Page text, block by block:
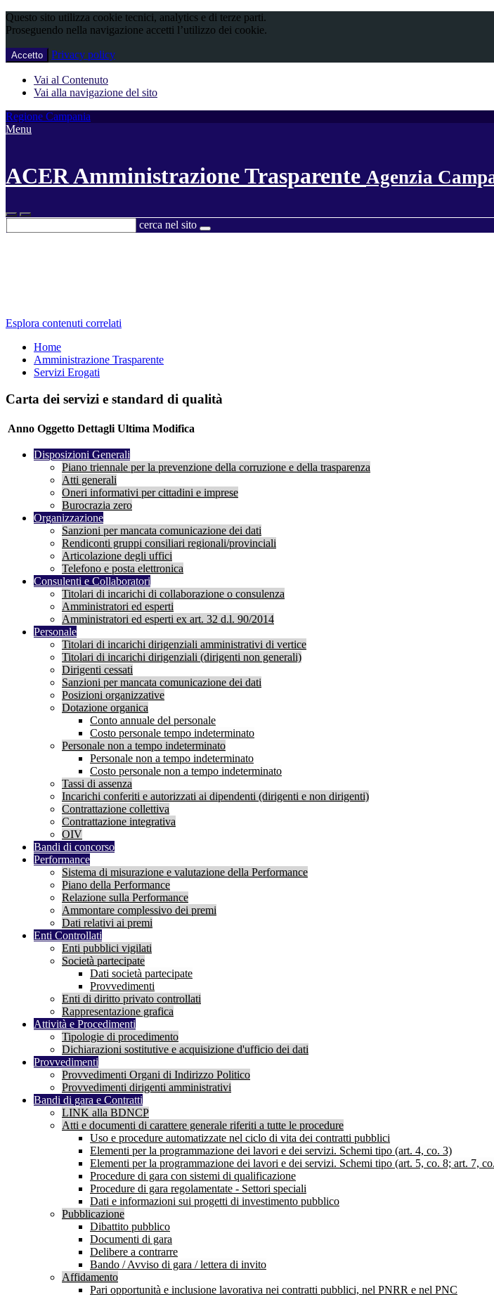
Questo sito utilizza cookie tecnici, analytics e di terze parti.
Proseguendo nella navigazione accetti l’utilizzo dei cookie.
Accetto Privacy policy
Vai al Contenuto
Vai alla navigazione del sito
Regione Campania
Menu
ACER Amministrazione Trasparente Agenzia
cerca nel sito
Esplora contenuti correlati
Home
Amministrazione Trasparente
Servizi Erogati
Carta dei servizi e standard di qualità
Anno Oggetto Dettagli Ultima Modifica
Disposizioni Generali
Piano triennale per la prevenzione della corruzione e della trasparenza
Atti generali
Oneri informativi per cittadini e imprese
Burocrazia zero
Organizzazione
Sanzioni per mancata comunicazione dei dati
Rendiconti gruppi consiliari regionali/provinciali
Articolazione degli uffici
Telefono e posta elettronica
Consulenti e Collaboratori
Titolari di incarichi di collaborazione o consulenza
Amministratori ed esperti
Amministratori ed esperti ex art. 32 d.l. 90/2014
Personale
Titolari di incarichi dirigenziali amministrativi di vertice
Titolari di incarichi dirigenziali (dirigenti non generali)
Dirigenti cessati
Sanzioni per mancata comunicazione dei dati
Posizioni organizzative
Dotazione organica
Conto annuale del personale
Costo personale tempo indeterminato
Personale non a tempo indeterminato
Personale non a tempo indeterminato
Costo personale non a tempo indeterminato
Tassi di assenza
Incarichi conferiti e autorizzati ai dipendenti (dirigenti e non dirigenti)
Contrattazione collettiva
Contrattazione integrativa
OIV
Bandi di concorso
Performance
Sistema di misurazione e valutazione della Performance
Piano della Performance
Relazione sulla Performance
Ammontare complessivo dei premi
Dati relativi ai premi
Enti Controllati
Enti pubblici vigilati
Società partecipate
Dati società partecipate
Provvedimenti
Enti di diritto privato controllati
Rappresentazione grafica
Attività e Procedimenti
Tipologie di procedimento
Dichiarazioni sostitutive e acquisizione d'ufficio dei dati
Provvedimenti
Provvedimenti Organi di Indirizzo Politico
Provvedimenti dirigenti amministrativi
Bandi di gara e Contratti
LINK alla BDNCP
Atti e documenti di carattere generale riferiti a tutte le procedure
Uso e procedure automatizzate nel ciclo di vita dei contratti pubblici
Elementi per la programmazione dei lavori e dei servizi. Schemi tipo (art. 4, co. 3)
Elementi per la programmazione dei lavori e dei servizi. Schemi tipo (art. 5, co. 8; art. 7,
Procedure di gara con sistemi di qualificazione
Procedure di gara regolamentate - Settori speciali
Dati e informazioni sui progetti di investimento pubblico
Pubblicazione
Dibattito pubblico
Documenti di gara
Delibere a contrarre
Bando / Avviso di gara / lettera di invito
Affidamento
Pari opportunità e inclusione lavorativa nei contratti pubblici, nel PNRR e nel PNC